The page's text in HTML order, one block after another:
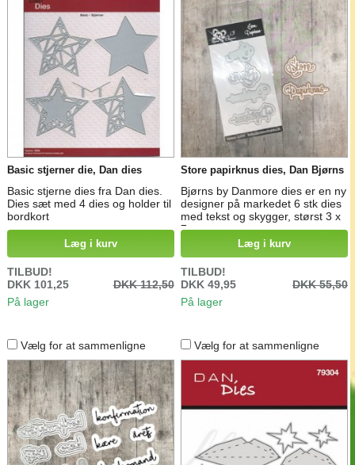
Basic stjerner die, Dan dies
Basic stjerne dies fra Dan dies.
Dies sæt med 4 dies og holder til
bordkort
Læg i kurv
TILBUD!
DKK 101,25
DKK 112,50
På lager
Store papirknus dies, Dan Bjørns
Bjørns by Danmore dies er en ny
designer på markedet 6 stk dies
med tekst og skygger, størst 3 x
7 cm
Læg i kurv
TILBUD!
DKK 49,95
DKK 55,50
På lager
Vælg for at sammenligne Vælg for at sammenligne